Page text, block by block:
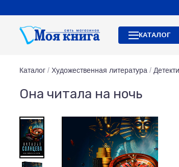
КАТАЛОГ
Каталог / Художественная литература /
Она читала на ночь